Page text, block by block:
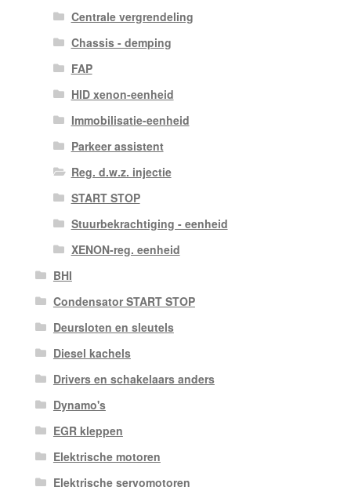
Centrale vergrendeling
Chassis - demping
FAP
HID xenon-eenheid
Immobilisatie-eenheid
Parkeer assistent
Reg. d.w.z. injectie
START STOP
Stuurbekrachtiging - eenheid
XENON-reg. eenheid
BHI
Condensator START STOP
Deursloten en sleutels
Diesel kachels
Drivers en schakelaars anders
Dynamo's
EGR kleppen
Elektrische motoren
Elektrische servomotoren